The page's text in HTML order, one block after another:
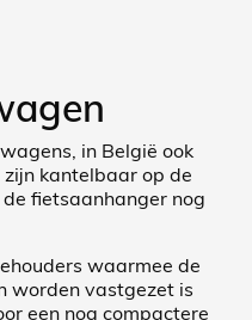
in België ook
kantelbaar op de
fietsaanhanger nog
waarmee de
worden vastgezet is
een nog compactere